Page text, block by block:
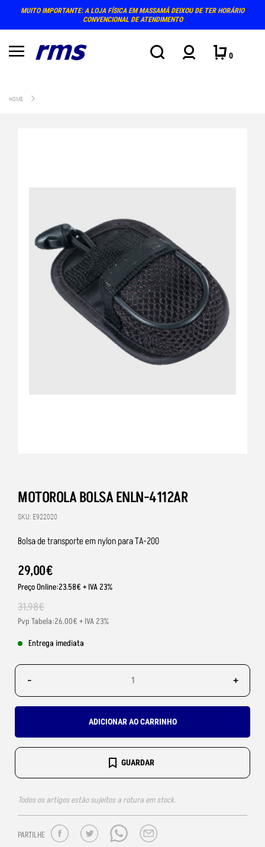
MUITO IMPORTANTE: A LOJA FÍSICA EM MASSAMÁ DEIXOU DE TER HORÁRIO
CONVENCIONAL DE ATENDIMENTO
0
HOME
MOTOROLA BOLSA ENLN-4112AR
SKU: E922020
Bolsa de transporte em nylon para TA-200
29,00€
Preço Online:23.58€ + IVA 23%
31,98€
Pvp Tabela:26.00€ + IVA 23%
Entrega imediata
- +
ADICIONAR AO CARRINHO
GUARDAR
Todos os artigos estão sujeitos a rotura em stock.
PARTILHE